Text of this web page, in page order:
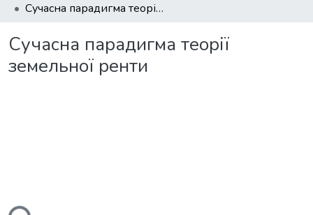
Сучасна парадигма теорії земельної ренти
Сучасна парадигма теорії
земельної ренти